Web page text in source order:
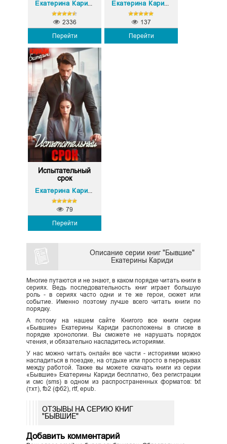
Перейти
2336
Перейти
137
Испытательный
срок
Перейти
79
Описание серии книг "Бывшие"
Екатерины Кариди
Многие путаются и не знают, в каком порядке читать книги в
сериях. Ведь последовательность книг играет большую
роль - в сериях часто одни и те же герои, сюжет или
событие. Именно поэтому лучше всего читать книги по
порядку.
А потому на нашем сайте Книгого все книги серии
«Бывшие» Екатерины Кариди расположены в списке в
порядке хронологии. Вы сможете не нарушать порядок
чтения, и обязательно насладитесь историями.
У нас можно читать онлайн все части - историями можно
насладиться в поездке, на отдыхе или просто в перерывах
между работой. Также вы можете скачать книги из серии
«Бывшие» Екатерины Кариди бесплатно, без регистрации
и смс (sms) в одном из распространенных форматов: txt
(тхт), fb2 (фб2), rtf, epub.
ОТЗЫВЫ НА СЕРИЮ КНИГ
"БЫВШИЕ"
Добавить комментарий